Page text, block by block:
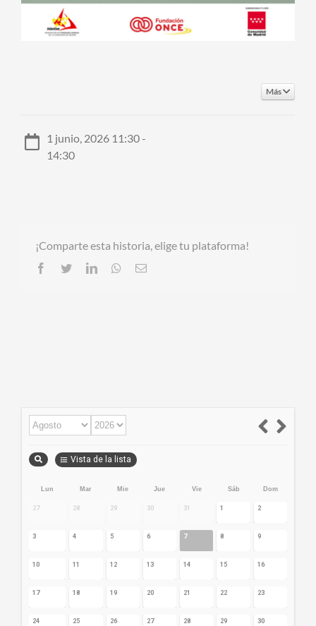
Más
1 junio, 2026 11:30 -
14:30
¡Comparte esta historia, elige tu plataforma!
Facebook
TwitterLinkedInWhatsapp
Email
Vista de la lista
Lun Mar Mie Jue Vie Sáb Dom
27 28 29 30 31 1 2
3 4 5 6 7 8 9
10 11 12 13 14 15 16
17 18 19 20 21 22 23
24 25 26 27 28 29 30